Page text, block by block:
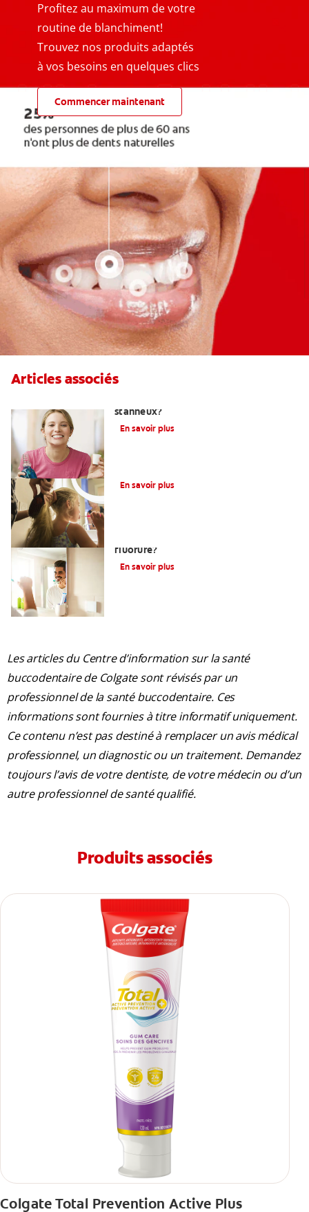
Profitez au maximum de votre
routine de blanchiment!
Trouvez nos produits adaptés
à vos besoins en quelques clics
Commencer maintenant
Articles associés
stanneux?
En savoir plus
En savoir plus
fluorure?
En savoir plus
Les articles du Centre d’information sur la santé
buccodentaire de Colgate sont révisés par un
professionnel de la santé buccodentaire. Ces
informations sont fournies à titre informatif uniquement.
Ce contenu n’est pas destiné à remplacer un avis médical
professionnel, un diagnostic ou un traitement. Demandez
toujours l’avis de votre dentiste, de votre médecin ou d’un
autre professionnel de santé qualifié.
Produits associés
Colgate Total Prevention Active Plus